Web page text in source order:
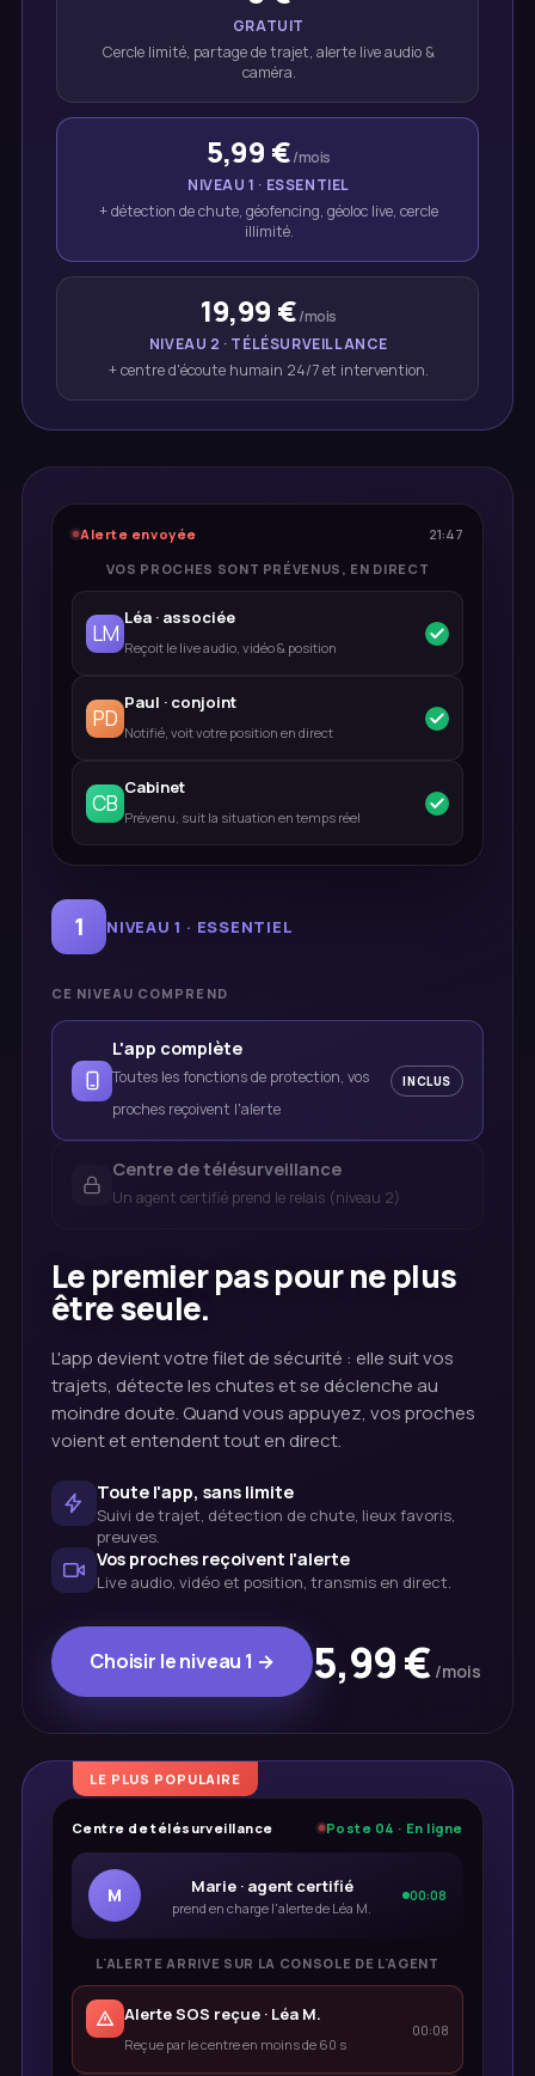
GRATUIT
Cercle limité, partage de trajet, alerte live audio &
caméra.
5,99 €/mois
NIVEAU 1 · ESSENTIEL
+ détection de chute, géofencing, géoloc live, cercle
illimité.
19,99 €/mois
NIVEAU 2 · TÉLÉSURVEILLANCE
+ centre d'écoute humain 24/7 et intervention.
1 NIVEAU 1 · ESSENTIEL
CE NIVEAU COMPREND
L'app complète
Toutes les fonctions de protection, vos
proches reçoivent l'alerte
INCLUS
Centre de télésurveillance
Un agent certifié prend le relais (niveau 2)
Le premier pas pour ne plus
être seule.
L'app devient votre filet de sécurité : elle suit vos
trajets, détecte les chutes et se déclenche au
moindre doute. Quand vous appuyez, vos proches
voient et entendent tout en direct.
Toute l'app, sans limite
Suivi de trajet, détection de chute, lieux favoris,
preuves.
Vos proches reçoivent l'alerte
Live audio, vidéo et position, transmis en direct.
Choisir le niveau 1 → 5,99 € /mois
Alerte envoyée
21:47
VOS PROCHES SONT PRÉVENUS, EN DIRECT
LM
Léa · associée
Reçoit le live audio, vidéo & position
PD
Paul · conjoint
Notifié, voit votre position en direct
CB
Cabinet
Prévenu, suit la situation en temps réel
LE PLUS POPULAIRE
Centre de télésurveillance Poste 04 · En ligne
M Marie · agent certifié
prend en charge l'alerte de Léa M.
00:08
L'ALERTE ARRIVE SUR LA CONSOLE DE L'AGENT
Alerte SOS reçue · Léa M.
Reçue par le centre en moins de 60 s
00:08